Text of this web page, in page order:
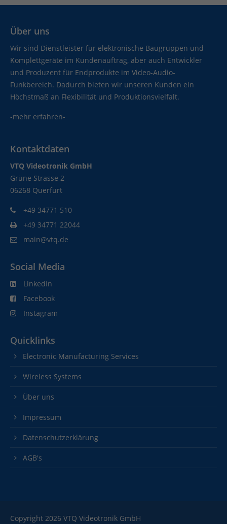
Über uns
Wir sind Dienstleister für elektronische Baugruppen und
Komplettgeräte im Kundenauftrag, aber auch Entwickler
und Produzent für Endprodukte im Video-Audio-
Funkbereich. Dadurch bieten wir unseren Kunden ein
Höchstmaß an Flexibilität und Produktionsvielfalt.
-mehr erfahren-
Kontaktdaten
VTQ Videotronik GmbH
Grüne Strasse 2
06268 Querfurt
+49 34771 510
+49 34771 22044
main@vtq.de
Social Media
LinkedIn
Facebook
Instagram
Quicklinks
Electronic Manufacturing Services
Wireless Systems
Über uns
Impressum
Datenschutzerklärung
AGB's
Copyright 2026 VTQ Videotronik GmbH